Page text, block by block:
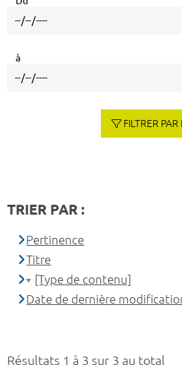
Résultats 1 à 3 sur 3 au total
à
FILTRER PAR
TRIER PAR :
Pertinence
Titre
[Type de contenu]
Date de dernière